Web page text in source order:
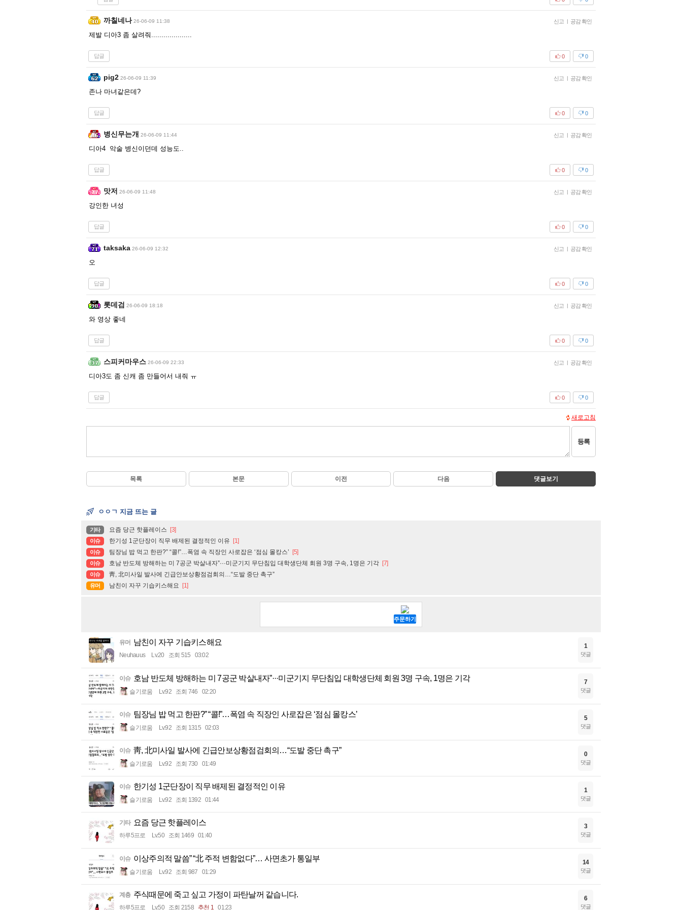
까칠네나 26-06-09 11:38 신고 | 공감 확인
제발 디아3 좀 살려줘....................
답글 0
0
pig2 26-06-09 11:39 신고 | 공감 확인
존나 마녀같은데?
답글 0
0
병신무는개 26-06-09 11:44 신고 | 공감 확인
디아4 악술 병신이던데 성능도..
답글 0
0
맛저 26-06-09 11:48 신고 | 공감 확인
강인한 녀성
답글 0
0
taksaka 26-06-09 12:32 신고 | 공감 확인
오
답글 0
0
롯데검 26-06-09 18:18 신고 | 공감 확인
와 영상 좋네
답글 0
0
스피커마우스 26-06-09 22:33 신고 | 공감 확인
디아3도 좀 신캐 좀 만들어서 내줘 ㅠ
답글 0
0
새로고침
등록
목록 본문 이전 다음 댓글보기
ㅇㅇㄱ 지금 뜨는 글
기타 요즘 당근 핫플레이스 [3]
이슈 한기성 1군단장이 직무 배제된 결정적인 이유 [1]
이슈 팀장님 밥 먹고 한판?” “콜!”…폭염 속 직장인 사로잡은 ‘점심 몰캉스’ [5]
이슈 호남 반도체 방해하는 미 7공군 박살내자”···미군기지 무단침입 대학생단체 회원 3명 구속, 1명은 기각 [7]
이슈 靑, 北미사일 발사에 긴급안보상황점검회의…“도발 중단 촉구”
유머 남친이 자꾸 기습키스해요 [1]
유머 남친이 자꾸 기습키스해요
Neuhauus Lv.20 조회 515 03:02
1
댓글
이슈 호남 반도체 방해하는 미 7공군 박살내자”···미군기지 무단침입 대학생단체 회원 3명 구속, 1명은 기각
슬기로움 Lv.92 조회 746 02:20
7
댓글
이슈 팀장님 밥 먹고 한판?” “콜!”…폭염 속 직장인 사로잡은 ‘점심 몰캉스’
슬기로움 Lv.92 조회 1315 02:03
5
댓글
이슈 靑, 北미사일 발사에 긴급안보상황점검회의…“도발 중단 촉구”
슬기로움 Lv.92 조회 730 01:49
0
댓글
이슈 한기성 1군단장이 직무 배제된 결정적인 이유
슬기로움 Lv.92 조회 1392 01:44
1
댓글
기타 요즘 당근 핫플레이스
하루5프로 Lv.50 조회 1469 01:40
3
댓글
이슈 이상주의적 말씀” “北 주적 변함없다”… 사면초가 통일부
슬기로움 Lv.92 조회 987 01:29
14
댓글
계층 주식때문에 죽고 싶고 가정이 파탄날꺼 같습니다.
하루5프로 Lv.50 조회 2158 추천 1 01:23
6
댓글